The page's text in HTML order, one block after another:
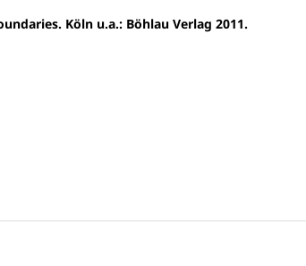
Köln u.a.: Böhlau Verlag 2011.